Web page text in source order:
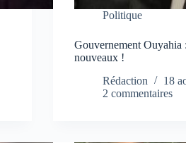
Politique
Gouvernement Ouyahia
nouveaux !
Rédaction
18
2 commentaires